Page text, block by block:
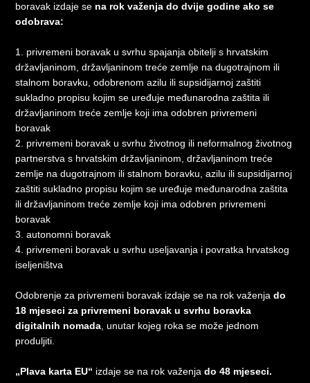
boravak izdaje se na rok važenja do dvije godine ako se
odobrava:
1. privremeni boravak u svrhu spajanja obitelji s hrvatskim
državljaninom, državljaninom treće zemlje na dugotrajnom ili
stalnom boravku, odobrenom azilu ili supsidijarnoj zaštiti
sukladno propisu kojim se uređuje međunarodna zaštita ili
državljaninom treće zemlje koji ima odobren privremeni
boravak
2. privremeni boravak u svrhu životnog ili neformalnog životnog
partnerstva s hrvatskim državljaninom, državljaninom treće
zemlje na dugotrajnom ili stalnom boravku, azilu ili supsidijarnoj
zaštiti sukladno propisu kojim se uređuje međunarodna zaštita
ili državljaninom treće zemlje koji ima odobren privremeni
boravak
3. autonomni boravak
4. privremeni boravak u svrhu useljavanja i povratka hrvatskog
iseljeništva
Odobrenje za privremeni boravak izdaje se na rok važenjado
18 mjeseci za privremeni boravak u svrhu boravka
digitalnih nomada , unutar kojeg roka se može jednom
produljiti.
„Plava karta EU“ izdaje se na rok važenjado 48 mjeseci.